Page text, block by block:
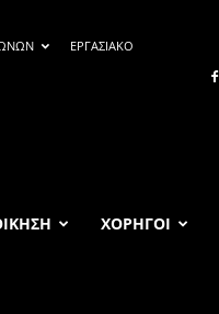
ΕΡΓΑΣΙΑΚΟ
ΧΟΡΗΓΟΙ